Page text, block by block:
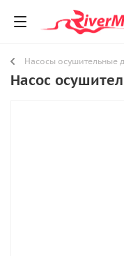
Насосы осушительные
Насос